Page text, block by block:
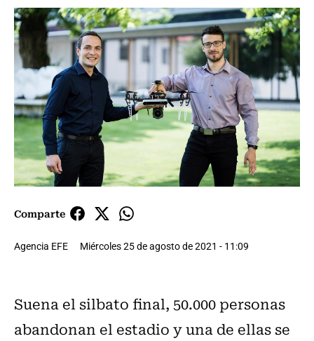
Comparte
Agencia EFE Miércoles 25 de agosto de 2021 - 11:09
Suena el silbato final, 50.000 personas
abandonan el estadio y una de ellas se